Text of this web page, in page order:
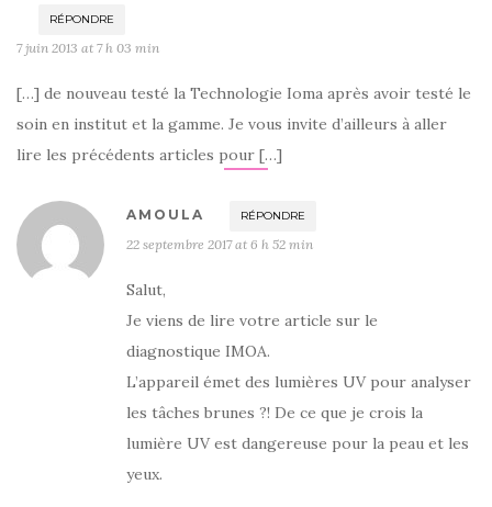
RÉPONDRE
7 juin 2013 at 7 h 03 min
[…] de nouveau testé la Technologie Ioma après avoir testé le
soin en institut et la gamme. Je vous invite d’ailleurs à aller
lire les précédents articles pour […]
AMOULA RÉPONDRE
22 septembre 2017 at 6 h 52 min
Salut,
Je viens de lire votre article sur le
diagnostique IMOA.
L’appareil émet des lumières UV pour analyser
les tâches brunes ?! De ce que je crois la
lumière UV est dangereuse pour la peau et les
yeux.